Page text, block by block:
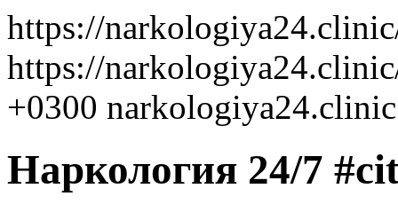
https://
https://
+0300 narkologiya24.clinic
Наркология 24/7